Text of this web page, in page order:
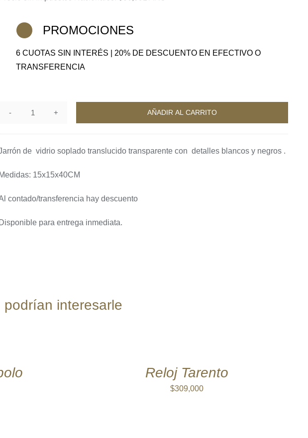
PROMOCIONES
6 CUOTAS SIN INTERÉS | 20% DE DESCUENTO EN EFECTIVO O
TRANSFERENCIA
Tremiti
AÑADIR AL CARRITO
de vidrio soplado translucido transparente con detalles blancos y negros .
Medidas: 15x15x40CM
contado/transferencia hay descuento
Disponible para entrega inmediata.
interesarle
Reloj Tarento
$309,000